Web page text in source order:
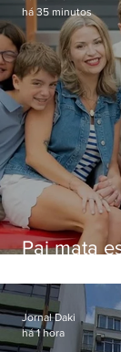
Pai mata
há 35 minutos
Jornal Daki
há 1 hora